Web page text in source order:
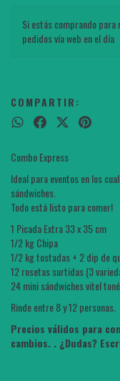
Si estás comprando
pedidos vía web en el día
COMPARTIR:
Combo Express
Ideal para eventos en los
sándwiches.
Todo está listo para comer!
1 Picada Extra 33 x 35 cm
1/2 kg Chipa
1/2 kg tostadas + 2 dip de
12 rosetas surtidas (3
24 mini sándwiches vitel
Rinde entre 8 y 12 personas.
Precios válidos para
cambios. . ¿Dudas?